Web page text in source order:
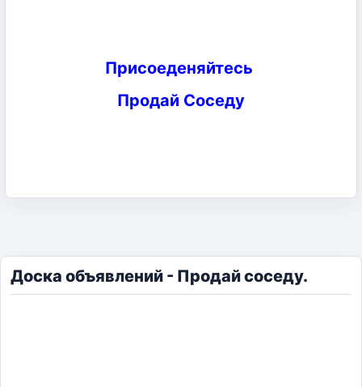
Присоеденяйтесь
Продай Соседу
Доска объявлений - Продай соседу.